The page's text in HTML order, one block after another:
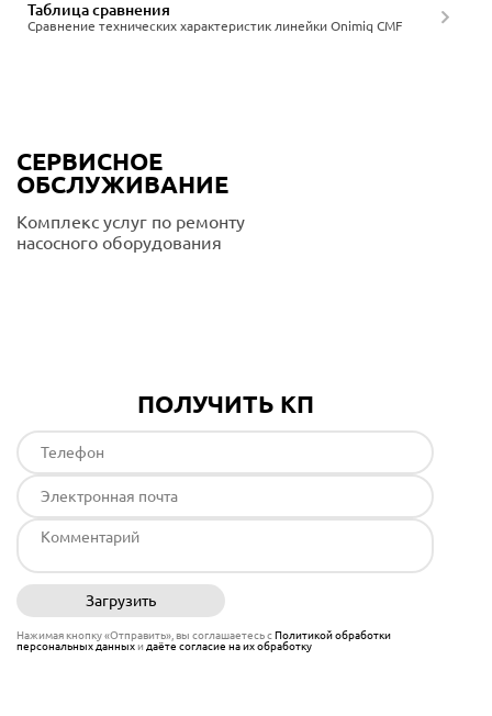
Сравнение технических характеристик линейки Onimiq CMF
Таблица сравнения
СЕРВИСНОЕ
ОБСЛУЖИВАНИЕ
Комплекс услуг по ремонту
насосного оборудования
ПОЛУЧИТЬ КП
Загрузить
Нажимая кнопку «Отправить», вы соглашаетесь сПолитикой обработки
персональных данныхи даёте согласие на их обработку